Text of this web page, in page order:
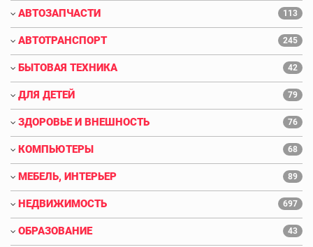
АВТОЗАПЧАСТИ 113
АВТОТРАНСПОРТ 245
БЫТОВАЯ ТЕХНИКА 42
ДЛЯ ДЕТЕЙ 79
ЗДОРОВЬЕ И ВНЕШНОСТЬ 76
КОМПЬЮТЕРЫ 68
МЕБЕЛЬ, ИНТЕРЬЕР 89
НЕДВИЖИМОСТЬ 697
ОБРАЗОВАНИЕ 43